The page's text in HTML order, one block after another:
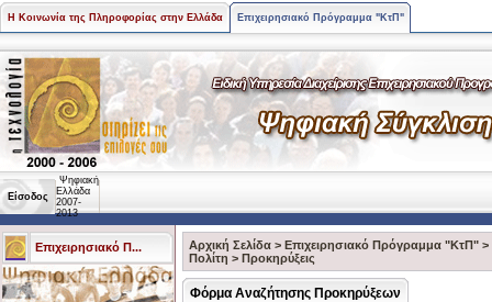
Η Κοινωνία της Πληροφορίας στην Ελλάδα Επιχειρησιακό Πρόγραμμα "ΚτΠ"
Είσοδος
Ψηφιακή
Ελλάδα
2007-
2013
Επιχειρησιακό Π... Αρχική Σελίδα > Επιχειρησιακό Πρόγραμμα "ΚτΠ" >
Πολίτη > Προκηρύξεις
Φόρμα Αναζήτησης Προκηρύξεων